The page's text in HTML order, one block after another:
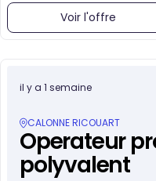
Voir l'offre
il y a 1 semaine
CALONNE RICOUART
Operateur
polyvalent